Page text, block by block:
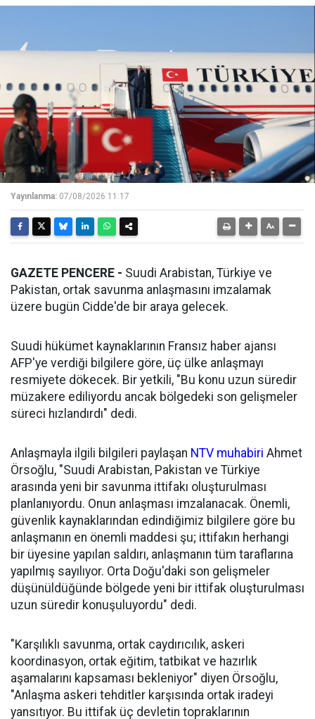
Yayınlanma: 07/08/2026 11:17
GAZETE PENCERE - Suudi Arabistan, Türkiye ve
Pakistan, ortak savunma anlaşmasını imzalamak
üzere bugün Cidde'de bir araya gelecek.
Suudi hükümet kaynaklarının Fransız haber ajansı
AFP'ye verdiği bilgilere göre, üç ülke anlaşmayı
resmiyete dökecek. Bir yetkili, "Bu konu uzun süredir
müzakere ediliyordu ancak bölgedeki son gelişmeler
süreci hızlandırdı" dedi.
Anlaşmayla ilgili bilgileri paylaşan NTV muhabiri Ahmet
Örsoğlu, "Suudi Arabistan, Pakistan ve Türkiye
arasında yeni bir savunma ittifakı oluşturulması
planlanıyordu. Onun anlaşması imzalanacak. Önemli,
güvenlik kaynaklarından edindiğimiz bilgilere göre bu
anlaşmanın en önemli maddesi şu; ittifakın herhangi
bir üyesine yapılan saldırı, anlaşmanın tüm taraflarına
yapılmış sayılıyor. Orta Doğu'daki son gelişmeler
düşünüldüğünde bölgede yeni bir ittifak oluşturulması
uzun süredir konuşuluyordu" dedi.
"Karşılıklı savunma, ortak caydırıcılık, askeri
koordinasyon, ortak eğitim, tatbikat ve hazırlık
aşamalarını kapsaması bekleniyor" diyen Örsoğlu,
"Anlaşma askeri tehditler karşısında ortak iradeyi
yansıtıyor. Bu ittifak üç devletin topraklarının